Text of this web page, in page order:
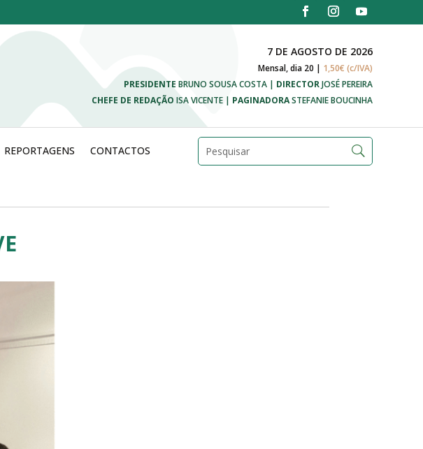
7 DE AGOSTO DE 2026
Mensal, dia 20 | 1,50€ (c/IVA)
PRESIDENTE BRUNO SOUSA COSTA | DIRECTORJOSÉ PEREIRA
CHEFE DE REDAÇÃO ISA VICENTE | PAGINADORASTEFANIE BOUCINHA
REPORTAGENS CONTACTOS